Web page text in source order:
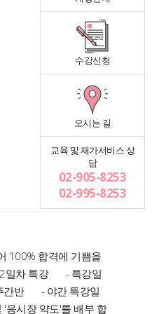
100% 합격에 기쁨을
차 특강 - 특강일
간반 - 야간 특강일
시장 약도'를 배부 합
수강신청
오시는 길
교육 및 재가서비스 상
담
02-905-8253
02-995-8253